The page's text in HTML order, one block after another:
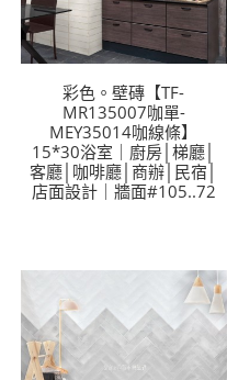
彩色。壁磚【TF-
MR135007咖單-
MEY35014咖線條】
15*30浴室｜廚房│梯廳│
客廳│咖啡廳│商辦│民宿│
店面設計｜牆面#105..72